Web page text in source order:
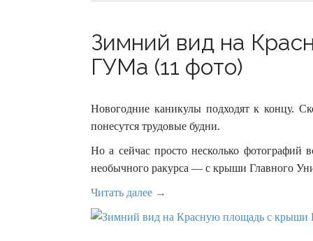
Зимний вид на
ГУМа (11 фото)
Новогодние каникулы подходят к концу.
понесутся трудовые будни.
Но а сейчас просто несколько
необычного ракурса — с крыши Главного
Читать далее →